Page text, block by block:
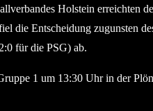
Holstein
die Entscheidung zugunsten
für die PSG) ab.
1 um 13:30 Uhr in der